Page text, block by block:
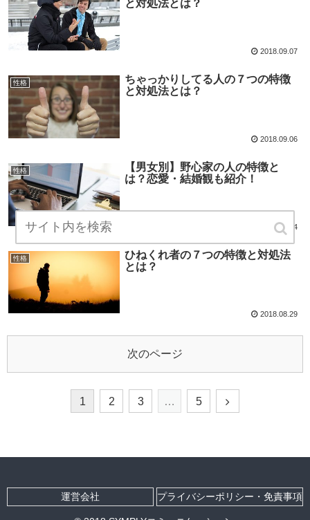
と対処法とは？
2018.09.07
性格
ちゃっかりしてる人の７つの特徴
と対処法とは？
2018.09.06
性格
【男女別】野心家の人の特徴と
は？恋愛・結婚観も紹介！
2018.09.04
性格
ひねくれ者の７つの特徴と対処法
とは？
2018.08.29
次のページ
1 2 3 … 5
運営会社 プライバシーポリシー・免責事項